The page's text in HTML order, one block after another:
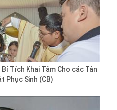
Tích Khai Tâm Cho các Tân
Phục Sinh (CB)